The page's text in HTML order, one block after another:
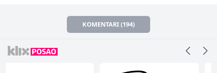
KOMENTARI (194)